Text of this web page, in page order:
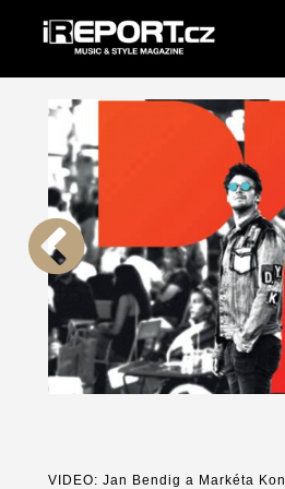
VIDEO: Jan Bendig a Markéta